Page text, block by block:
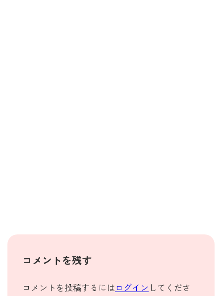
コメントを残す
コメントを投稿するには ログイン してくださ